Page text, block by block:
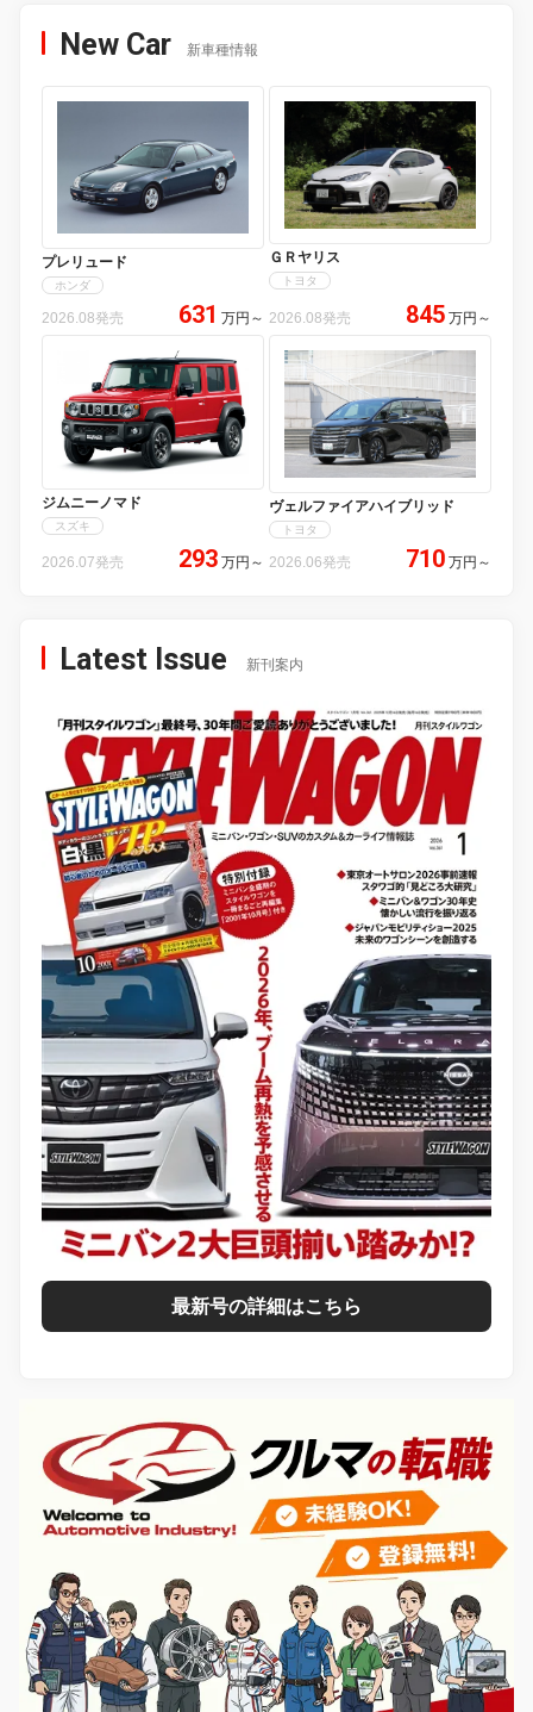
New Car 新車種情報
プレリュード
ホンダ
2026.08発売 631 万円 ～
ＧＲヤリス
トヨタ
2026.08発売 845 万円 ～
ジムニーノマド
スズキ
2026.07発売 293 万円 ～
ヴェルファイアハイブリッド
トヨタ
2026.06発売 710 万円 ～
Latest Issue 新刊案内
最新号の詳細はこちら